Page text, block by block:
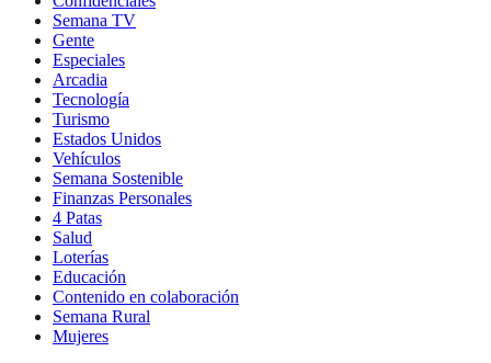
Semana TV
Gente
Especiales
Arcadia
Tecnología
Turismo
Estados Unidos
Vehículos
Semana Sostenible
Finanzas Personales
4 Patas
Salud
Loterías
Educación
Contenido en colaboración
Semana Rural
Mujeres